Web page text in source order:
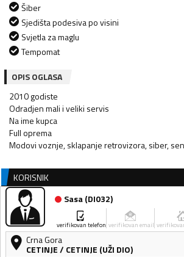
Šiber
Sjedišta podesiva po visini
Svjetla za maglu
Tempomat
OPIS OGLASA
2010 godiste
Odradjen mali i veliki servis
Na ime kupca
Full oprema
Modovi voznje, sklapanje retrovizora, siber,
KORISNIK
Sasa(DI032)
verifikovan telefon verifikovan email
Crna Gora
CETINJE/ CETINJE (UŽI DIO)